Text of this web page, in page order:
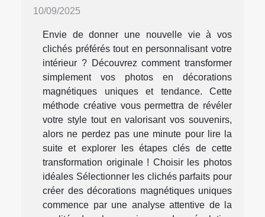
10/09/2025
Envie de donner une nouvelle vie à vos
clichés préférés tout en personnalisant votre
intérieur ? Découvrez comment transformer
simplement vos photos en décorations
magnétiques uniques et tendance. Cette
méthode créative vous permettra de révéler
votre style tout en valorisant vos souvenirs,
alors ne perdez pas une minute pour lire la
suite et explorer les étapes clés de cette
transformation originale ! Choisir les photos
idéales Sélectionner les clichés parfaits pour
créer des décorations magnétiques uniques
commence par une analyse attentive de la